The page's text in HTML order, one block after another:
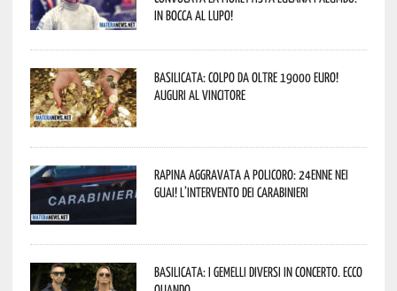
In bocca al lupo!
Basilicata: colpo da oltre 19000 Euro!
Auguri al vincitore
Rapina aggravata a Policoro: 24enne nei
guai! L’intervento dei Carabinieri
Basilicata: i Gemelli DiVersi in concerto. Ecco